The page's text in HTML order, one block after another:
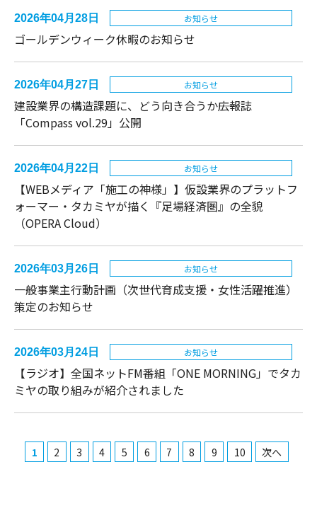
2026年04月28日 お知らせ
ゴールデンウィーク休暇のお知らせ
2026年04月27日 お知らせ
建設業界の構造課題に、どう向き合うか――広報誌
「Compass vol.29」公開
2026年04月22日 お知らせ
【WEBメディア「施工の神様」】仮設業界のプラットフ
ォーマー・タカミヤが描く『足場経済圏』の全貌
（OPERA Cloud）
2026年03月26日 お知らせ
一般事業主行動計画（次世代育成支援・女性活躍推進）
策定のお知らせ
2026年03月24日 お知らせ
【ラジオ】全国ネットFM番組「ONE MORNING」でタカ
ミヤの取り組みが紹介されました
1 2 3 4 5 6 7 8 9 10 次へ